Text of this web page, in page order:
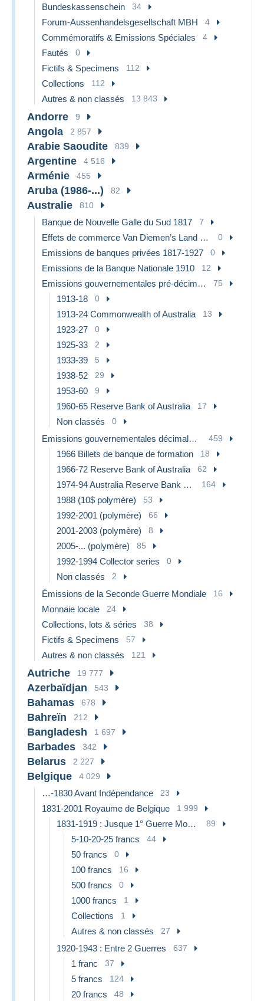
Bundeskassenschein 34
Forum-Aussenhandelsgesellschaft MBH 4
Commémoratifs & Emissions Spéciales 4
Fautés 0
Fictifs & Specimens 112
Collections 112
Autres & non classés 13 843
Andorre 9
Angola 2 857
Arabie Saoudite 839
Argentine 4 516
Arménie 455
Aruba (1986-...) 82
Australie 810
Banque de Nouvelle Galle du Sud 1817 7
Effets de commerce Van Diemen’s Land 1823-26 0
Emissions de banques privées 1817-1927 0
Emissions de la Banque Nationale 1910 12
Emissions gouvernementales pré-décimales 1913-1965 75
1913-18 0
1913-24 Commonwealth of Australia 13
1923-27 0
1925-33 2
1933-39 5
1938-52 29
1953-60 9
1960-65 Reserve Bank of Australia 17
Non classés 0
Emissions gouvernementales décimales 1966-... 459
1966 Billets de banque de formation 18
1966-72 Reserve Bank of Australia 62
1974-94 Australia Reserve Bank (papier) 164
1988 (10$ polymère) 53
1992-2001 (polymère) 66
2001-2003 (polymère) 8
2005-... (polymère) 85
1992-1994 Collector series 0
Non classés 2
Émissions de la Seconde Guerre Mondiale 16
Monnaie locale 24
Collections, lots & séries 38
Fictifs & Specimens 57
Autres & non classés 121
Autriche 19 777
Azerbaïdjan 543
Bahamas 678
Bahreïn 212
Bangladesh 1 697
Barbades 342
Belarus 2 227
Belgique 4 029
…-1830 Avant Indépendance 23
1831-2001 Royaume de Belgique 1 999
1831-1919 : Jusque 1° Guerre Mondiale 89
5-10-20-25 francs 44
50 francs 0
100 francs 16
500 francs 0
1000 francs 1
Collections 1
Autres & non classés 27
1920-1943 : Entre 2 Guerres 637
1 franc 37
5 francs 124
20 francs 48